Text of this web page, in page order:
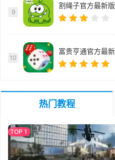
9
割绳子官方最新
10
富贵亨通官方最
热门教程